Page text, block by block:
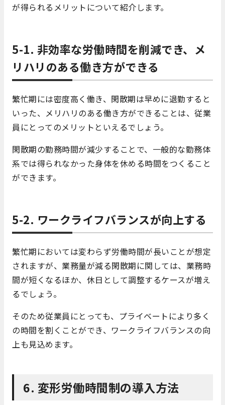
が得られるメリットについて紹介します。
5-1. 非効率な労働時間を削減でき、メ
リハリのある働き方ができる
繁忙期には密度高く働き、閑散期は早めに退勤すると
いった、メリハリのある働き方ができることは、従業
員にとってのメリットといえるでしょう。
閑散期の勤務時間が減少することで、一般的な勤務体
系では得られなかった身体を休める時間をつくること
ができます。
5-2. ワークライフバランスが向上する
繁忙期においては変わらず労働時間が長いことが想定
されますが、業務量が減る閑散期に関しては、業務時
間が短くなるほか、休日として調整するケースが増え
るでしょう。
そのため従業員にとっても、プライベートにより多く
の時間を割くことができ、ワークライフバランスの向
上も見込めます。
6. 変形労働時間制の導入方法